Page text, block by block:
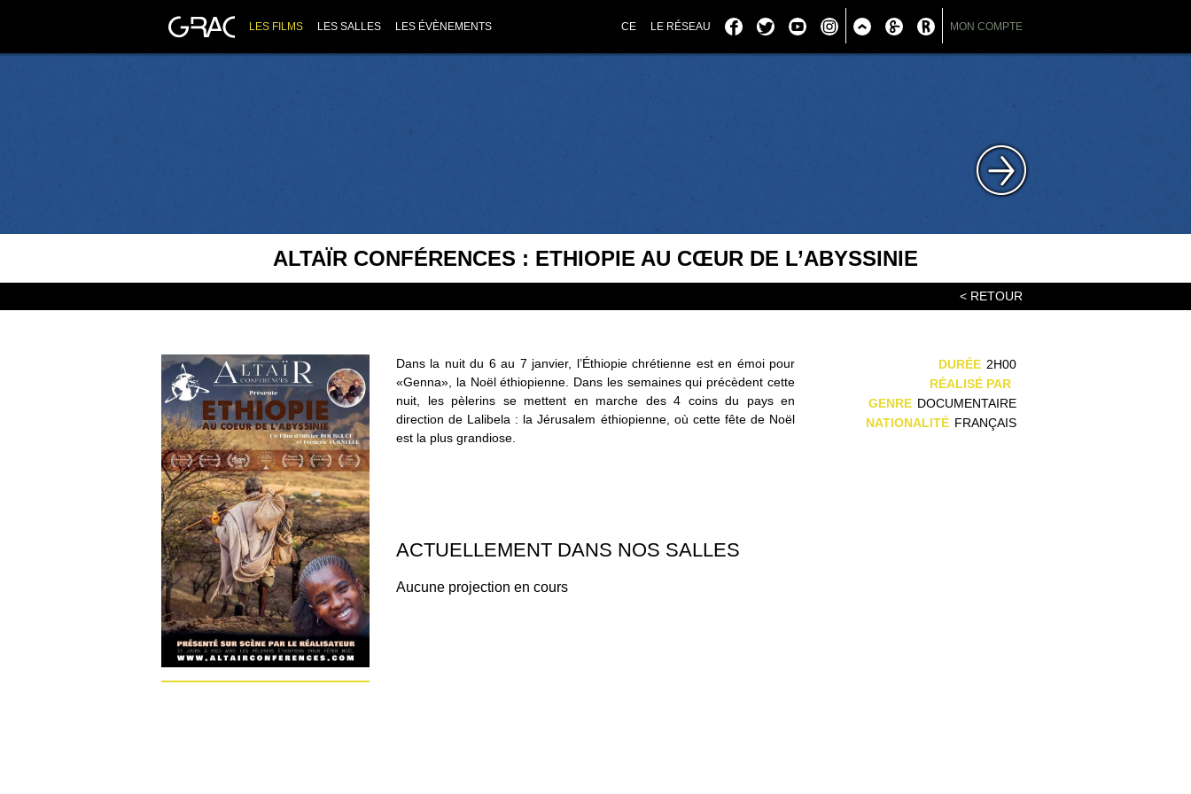
LES FILMS LES SALLES LES ÉVÈNEMENTS CE LE RÉSEAU MON COMPTE
ALTAÏR CONFÉRENCES : ETHIOPIE AU CŒUR DE L’ABYSSINIE
< RETOUR
Dans la nuit du 6 au 7 janvier, l’Éthiopie chrétienne est en émoi pour
«Genna», la Noël éthiopienne. Dans les semaines qui précèdent cette
nuit, les pèlerins se mettent en marche des 4 coins du pays en
direction de Lalibela : la Jérusalem éthiopienne, où cette fête de Noël
est la plus grandiose.
DURÉE 2H00
RÉALISÉ PAR
GENRE DOCUMENTAIRE
NATIONALITÉ FRANÇAIS
ACTUELLEMENT DANS NOS SALLES
Aucune projection en cours